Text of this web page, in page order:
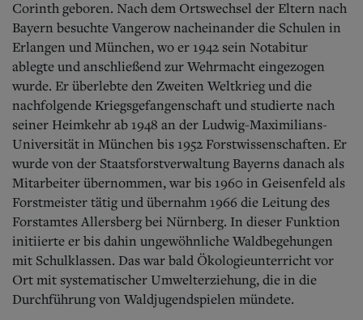
Corinth geboren. Nach dem Ortswechsel der Eltern nach
Bayern besuchte Vangerow nacheinander die Schulen in
Erlangen und München, wo er 1942 sein Notabitur
ablegte und anschließend zur Wehrmacht eingezogen
wurde. Er überlebte den Zweiten Weltkrieg und die
nachfolgende Kriegsgefangenschaft und studierte nach
seiner Heimkehr ab 1948 an der Ludwig-Maximilians-
Universität in München bis 1952 Forstwissenschaften. Er
wurde von der Staatsforstverwaltung Bayerns danach als
Mitarbeiter übernommen, war bis 1960 in Geisenfeld als
Forstmeister tätig und übernahm 1966 die Leitung des
Forstamtes Allersberg bei Nürnberg. In dieser Funktion
initiierte er bis dahin ungewöhnliche Waldbegehungen
mit Schulklassen. Das war bald Ökologieunterricht vor
Ort mit systematischer Umwelterziehung, die in die
Durchführung von Waldjugendspielen mündete.